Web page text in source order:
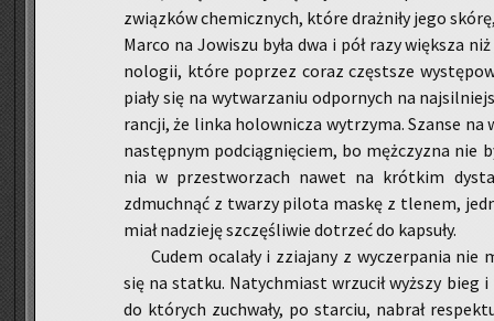
związ­ków che­micz­nych, które draż­ni­ły jego
Marco­ na Jo­wi­szu była dwa i pół razy więk­sza
no­lo­gii, które po­przez coraz częst­sze
pia­ły się na wy­twa­rza­niu od­por­nych na
ran­cji, że linka ho­low­ni­cza wy­trzy­ma. Szan­se na
na­stęp­nym pod­cią­gnię­ciem, bo męż­czy­zna nie
nia w prze­stwo­rzach nawet na krót­kim
zdmuch­nąć z twa­rzy pi­lo­ta maskę z tle­nem,
miał na­dzie­ję szczę­śli­wie do­trzeć do kap­su­ły.
Cudem oca­la­ły i zzia­ja­ny z wy­czer­pa­nia nie
się na stat­ku. Na­tych­miast wrzu­cił wyż­szy bieg i
do któ­rych zu­chwa­ły, po star­ciu, na­brał